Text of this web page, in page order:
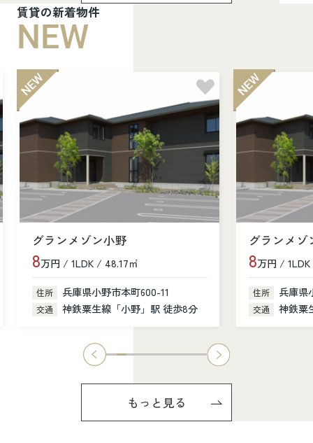
賃貸の新着物件
NEW
グランメゾン小野
8万円 / 1LDK / 48.17㎡
住所 兵庫県小野市本町600-11
交通 神鉄粟生線「小野」駅 徒歩8分
グランメゾ
8万円 /
住所 兵庫県
交通 神鉄粟
もっと見る